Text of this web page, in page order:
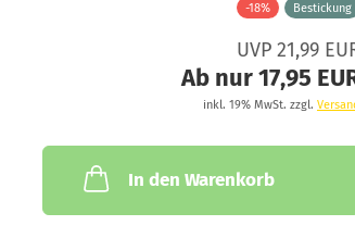
-18% Bestickung
UVP 21,99
Ab nur 17,95
inkl. 19% MwSt. zzgl.
In den Warenkorb